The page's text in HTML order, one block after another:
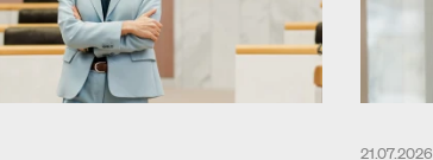
21.07.2026